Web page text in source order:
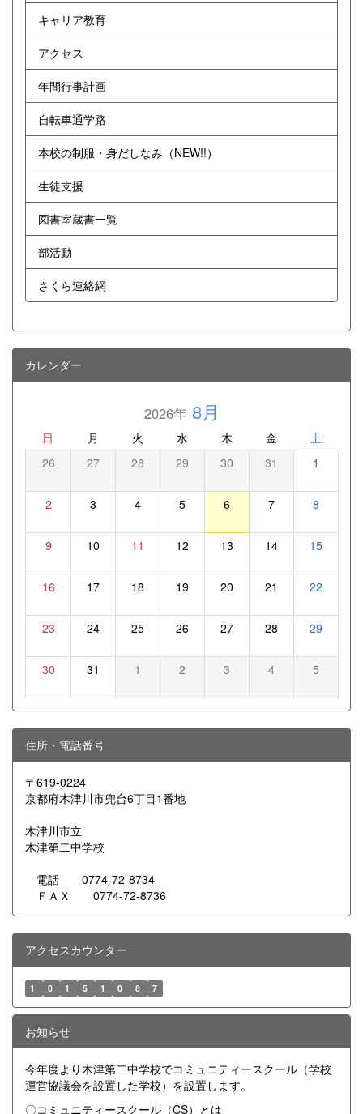
キャリア教育
アクセス
年間行事計画
自転車通学路
本校の制服・身だしなみ（NEW!!）
生徒支援
図書室蔵書一覧
部活動
さくら連絡網
カレンダー
2026年8月
日 月 火 水 木 金 土
26 27 28 29 30 31 1
2 3 4 5 6 7 8
9 10 11 12 13 14 15
16 17 18 19 20 21 22
23 24 25 26 27 28 29
30 31 1 2 3 4 5
住所・電話番号
〒619-0224
京都府木津川市兜台6丁目1番地
木津川市立
木津第二中学校
電話 0774-72-8734
ＦＡＸ 0774-72-8736
アクセスカウンター
1 0 1 5 1 0 8 7
お知らせ
今年度より木津第二中学校でコミュニティースクール（学校
運営協議会を設置した学校）を設置します。
〇コミュニティースクール（CS）とは